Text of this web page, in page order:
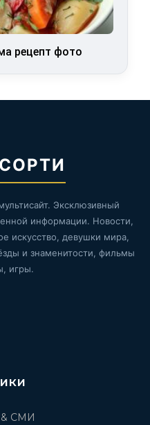
рецепт фото
Эксклюзивный
информации. Новости,
искусство, девушки мира,
и знаменитости, фильмы
игры.
& СМИ